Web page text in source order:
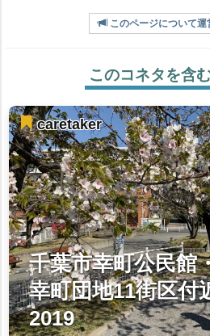
このページについて運
このコネタを含
caretaker
千葉市幸町公民館
幸町団地11街区付
2019